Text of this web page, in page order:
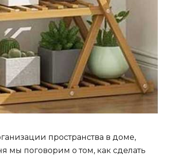
пространства в доме,
мы поговорим о том, как сделать